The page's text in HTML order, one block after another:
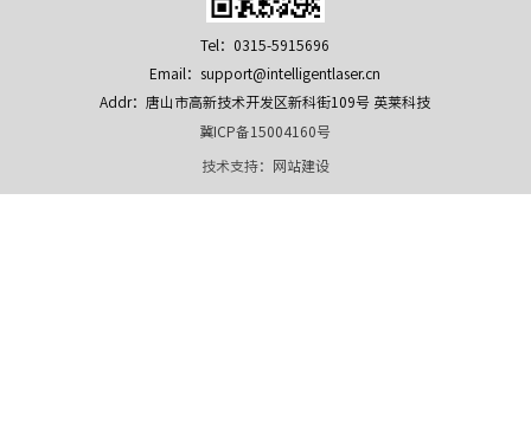
Tel：0315-5915696
Email：support@intelligentlaser.cn
Addr：唐山市高新技术开发区新科街109号 英莱科技
冀ICP备15004160号
技术支持： 网站建设